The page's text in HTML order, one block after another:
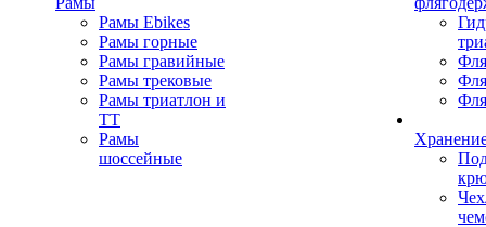
Рамы Ebikes
Рамы горные
Рамы гравийные
Рамы трековые
Рамы триатлон и
ТТ
Рамы
шоссейные